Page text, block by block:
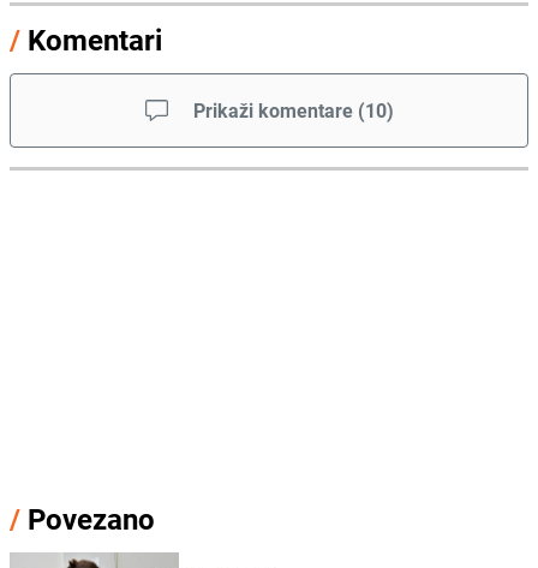
/ Komentari
Prikaži komentare (10)
/ Povezano